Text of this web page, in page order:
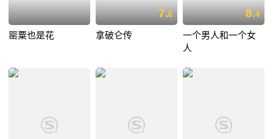
罂粟也是花
7.6
拿破仑传
8.4
一个男人和一个女
人